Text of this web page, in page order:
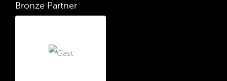
Bronze Partner